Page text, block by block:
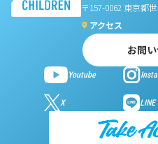
〒157-0062 東京都
アクセス
お問
Youtube
X LINE